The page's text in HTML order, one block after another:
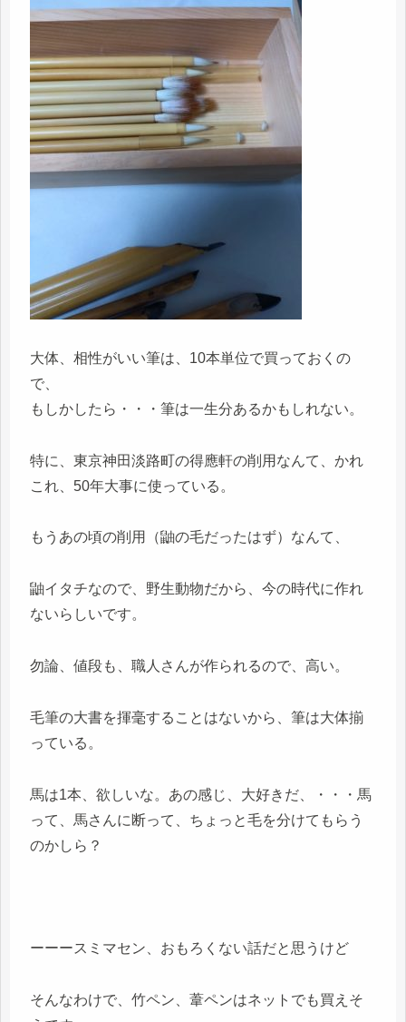
大体、相性がいい筆は、10本単位で買っておくの
で、
もしかしたら・・・筆は一生分あるかもしれない。
特に、東京神田淡路町の得應軒の削用なんて、かれ
これ、50年大事に使っている。
もうあの頃の削用（鼬の毛だったはず）なんて、
鼬イタチなので、野生動物だから、今の時代に作れ
ないらしいです。
勿論、値段も、職人さんが作られるので、高い。
毛筆の大書を揮毫することはないから、筆は大体揃
っている。
馬は1本、欲しいな。あの感じ、大好きだ、・・・馬
って、馬さんに断って、ちょっと毛を分けてもらう
のかしら？
ーーースミマセン、おもろくない話だと思うけど
そんなわけで、竹ペン、葦ペンはネットでも買えそ